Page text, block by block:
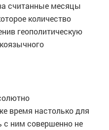
считанные месяцы
количество
геополитическую
время настолько для
с ним совершенно не